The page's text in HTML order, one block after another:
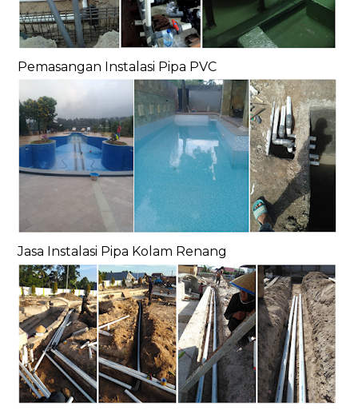
Pemasangan Instalasi Pipa PVC
Jasa Instalasi Pipa Kolam Renang